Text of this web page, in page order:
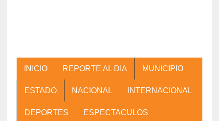
INICIO REPORTE AL DIA MUNICIPIO
ESTADO NACIONAL INTERNACIONAL
DEPORTES ESPECTACULOS